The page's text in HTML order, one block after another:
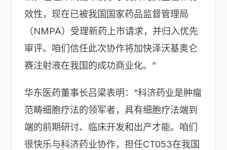
效性，现在已被我国国家药品监督管理局
（NMPA）受理新药上市请求，并归入优先
审评。咱们信任此次协作将加快泽沃基奥仑
赛注射液在我国的成功商业化。”
华东医药董事长吕梁表明：“科济药业是肿瘤
范畴细胞疗法的领军者，具有细胞疗法端到
端的前期研讨、临床开发和出产才能。咱们
很快乐与科济药业协作，担任CT053在我国